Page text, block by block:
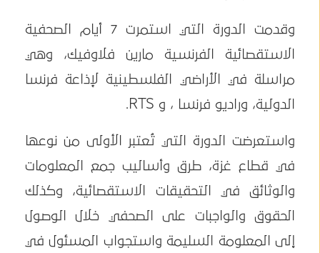
وقدمت الدورة التي استمرت 7 أيام الصحفية
الاستقصائية الفرنسية مارين فلاوفيك، وهي
مراسلة في الأراضي الفلسطينية لإذاعة فرنسا
الدولية، وراديو فرنسا ، و RTS.
واستعرضت الدورة التي تُعتبر الأولى من نوعها
في قطاع غزة، طرق وأساليب جمع المعلومات
والوثائق في التحقيقات الاستقصائية، وكذلك
الحقوق والواجبات على الصحفي خلال الوصول
إلى المعلومة السليمة واستجواب المسئول في